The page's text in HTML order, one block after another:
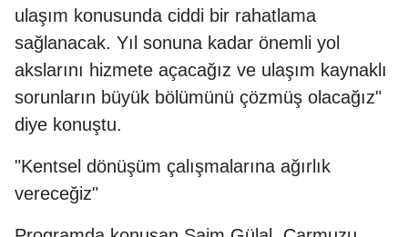
ulaşım konusunda ciddi bir rahatlama
sağlanacak. Yıl sonuna kadar önemli yol
akslarını hizmete açacağız ve ulaşım kaynaklı
sorunların büyük bölümünü çözmüş olacağız"
diye konuştu.
"Kentsel dönüşüm çalışmalarına ağırlık
vereceğiz"